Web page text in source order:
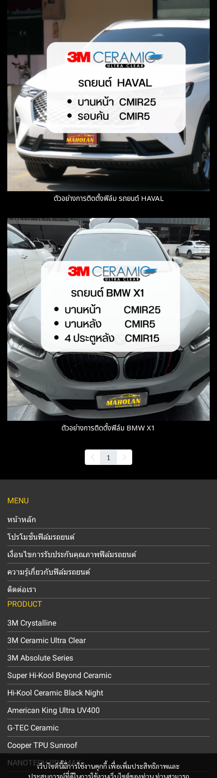
ตัวอย่างการติดตั้งฟิล์ม รถยนต์ HAVAL
ตัวอย่างการติดตั้งฟิล์ม BMW X1
1
เว็บไซต์นี้มีการใช้งานคุกกี้ เพื่อเพิ่มประสิทธิภาพและ
ประสบการณ์ที่ดีในการใช้งานเว็บไซต์ของท่าน ท่านสามารถ
MENU
หน้าหลัก
โปรโมชั่นฟิล์มรถยนต์
เงื่อนไขการรับประกันคุณภาพฟิล์มรถยนต์
ความรู้เกี่ยวกับฟิล์มรถยนต์
ติดต่อเรา
PRODUCT
3M Crystalline
3M Ceramic Ultra Clear
3M Absolute Series
Super Hi-Kool Beyond Ceramic
Hi-Kool Ceramic Black Night
American King Ultra UV400
G-TEC Ceramic
Cooper TPU Sunroof
NANOTECH PROMAX